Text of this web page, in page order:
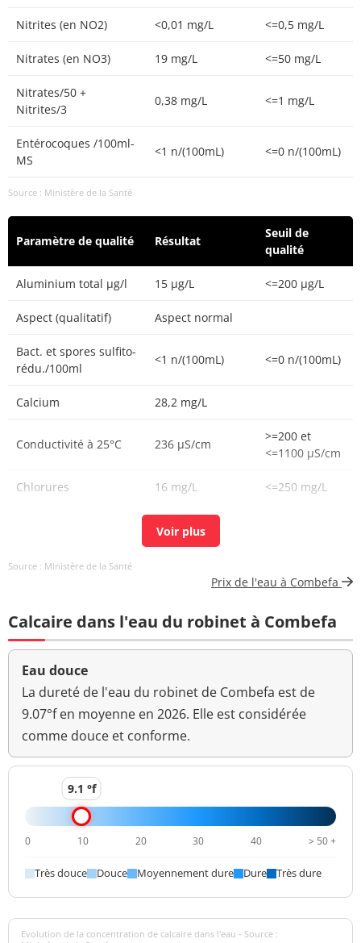
Nitrites (en NO2) <0,01 mg/L <=0,5 mg/L
Nitrates (en NO3) 19 mg/L <=50 mg/L
Nitrates/50 +
Nitrites/3
0,38 mg/L <=1 mg/L
Entérocoques /100ml-
MS
<1 n/(100mL) <=0 n/(100mL)
Source : Ministère de la Santé
Paramètre de qualité Résultat
Seuil de
qualité
Aluminium total µg/l 15 µg/L <=200 µg/L
Aspect (qualitatif) Aspect normal
Bact. et spores sulfito-
rédu./100ml
<1 n/(100mL) <=0 n/(100mL)
Calcium 28,2 mg/L
Conductivité à 25°C 236 µS/cm
>=200 et
<=1100 µS/cm
Chlorures 16 mg/L <=250 mg/L
0,03 mg(Cl2)/L
Coloration <5 mg(Pt)/L <=15 mg(Pt)/L
Couleur (qualitatif)
changement
anormal
Bactéries coliformes
/100ml-MS
Bact. aér. revivifiables
à 22°-68h
Bact. aér. revivifiables
Magnésium 4,9 mg(Mg)/L
Ammonium (en NH4) <0,05 mg/L
Source : Ministère de la Santé
Prix de l'eau à Combefa
Calcaire dans l'eau du robinet à Combefa
Eau douce
La dureté de l'eau du robinet de Combefa est de
9.07°f en moyenne en 2026. Elle est considérée
comme douce et conforme.
9.1 °f
0 10 20 30 40 > 50 +
Très douce Douce Moyennement dure Dure Très dure
Evolution de la concentration de calcaire dans l'eau - Source :